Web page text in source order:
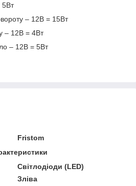
5Вт
– 12В = 15Вт
– 12В = 4Вт
– 12В = 5Вт
Fristom
Світлодіоди (LED)
Зліва